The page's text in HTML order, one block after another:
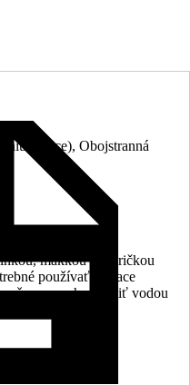
hadice), Obojstranná
mäkkou handričkou
používať čistiace
povrch vyčistiť vodou